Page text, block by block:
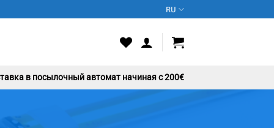
RU
в посылочный автомат начиная с 200€